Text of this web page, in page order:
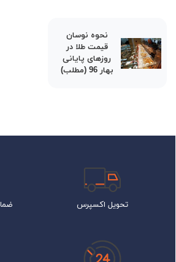
نحوه نوسان
قیمت طلا در
روزهای پایانی
بهار 96 (مطلب)
تحویل اکسپرس